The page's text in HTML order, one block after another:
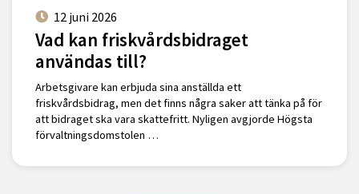
12 juni 2026
Vad kan friskvårdsbidraget
användas till?
Arbetsgivare kan erbjuda sina anställda ett
friskvårdsbidrag, men det finns några saker att tänka på för
att bidraget ska vara skattefritt. Nyligen avgjorde Högsta
förvaltningsdomstolen …